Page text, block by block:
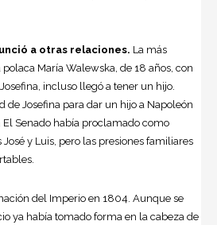
a otras relaciones. La más
María Walewska, de 18 años, con
incluso llegó a tener un hijo.
de Josefina para dar un hijo a Napoleón
Senado había proclamado como
y Luis, pero las presiones familiares
del Imperio en 1804. Aunque se
ya había tomado forma en la cabeza de